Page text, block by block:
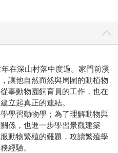
在深山村落中度過。家門前溪
讓他自然而然與周圍的動植物
事動物園飼育員的工作，也在
立起真正的連結。
學習動物學；為了理解動物與
係，也進一步學習景觀建築
動物繁殖的難題，攻讀繁殖學
經驗。